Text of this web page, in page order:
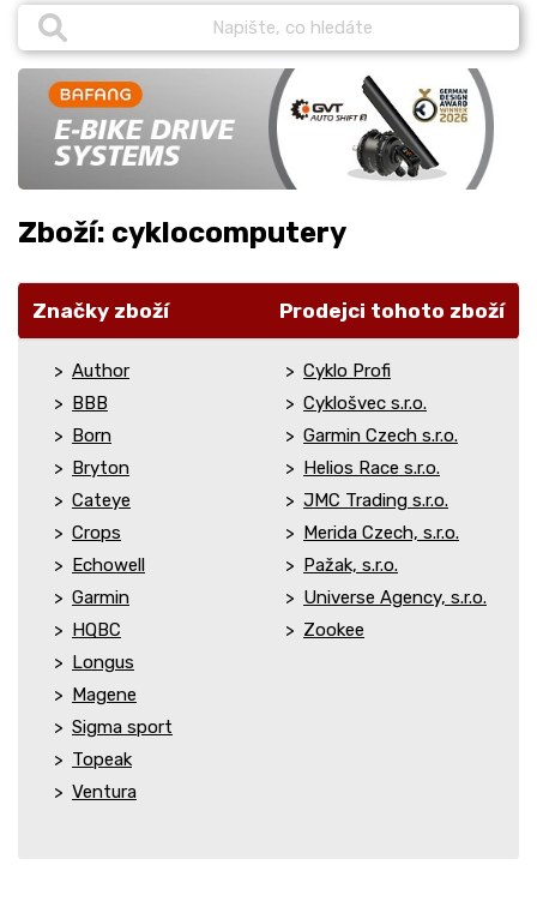
Zboží: cyklocomputery
Značky zboží Prodejci tohoto zboží
Author
BBB
Born
Bryton
Cateye
Crops
Echowell
Garmin
HQBC
Longus
Magene
Sigma sport
Topeak
Ventura
Cyklo Profi
Cyklošvec s.r.o.
Garmin Czech s.r.o.
Helios Race s.r.o.
JMC Trading s.r.o.
Merida Czech, s.r.o.
Pažak, s.r.o.
Universe Agency, s.r.o.
Zookee